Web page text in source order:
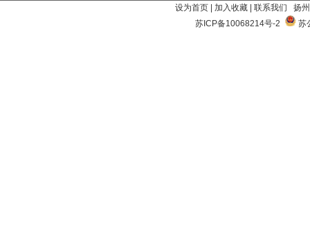
设为首页 加入收藏 联系我们 扬
苏ICP备10068214号-2
苏